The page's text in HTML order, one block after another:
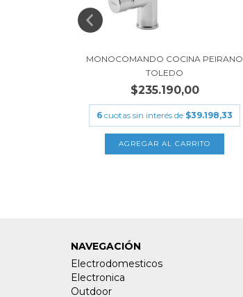
MONOCOMANDO COCINA PEIRANO
TOLEDO
$235.190,00
6 cuotas sin interés de $39.198,33
NAVEGACIÓN
Electrodomesticos
Electronica
Outdoor